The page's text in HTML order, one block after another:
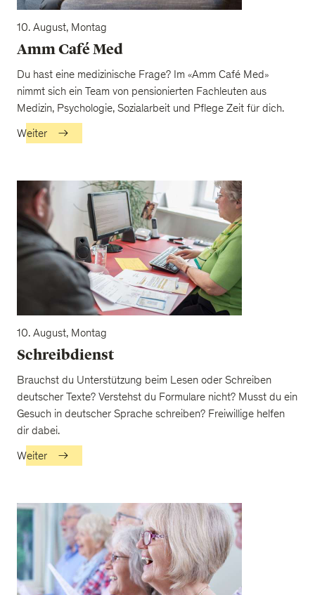
10. August, Montag
Amm Café Med
Du hast eine medizinische Frage? Im «Amm Café Med»
nimmt sich ein Team von pensionierten Fachleuten aus
Medizin, Psychologie, Sozialarbeit und Pflege Zeit für dich.
Weiter
10. August, Montag
Schreibdienst
Brauchst du Unterstützung beim Lesen oder Schreiben
deutscher Texte? Verstehst du Formulare nicht? Musst du ein
Gesuch in deutscher Sprache schreiben? Freiwillige helfen
dir dabei.
Weiter